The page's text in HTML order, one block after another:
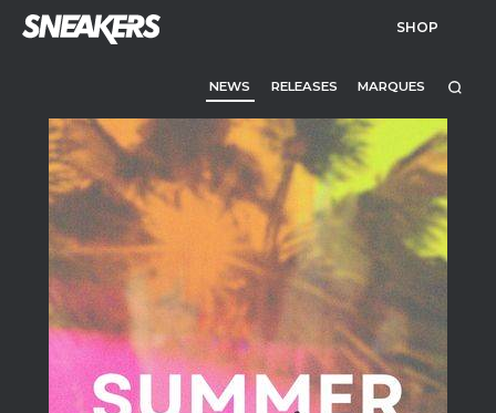
SHOP
NEWS RELEASES MARQUES